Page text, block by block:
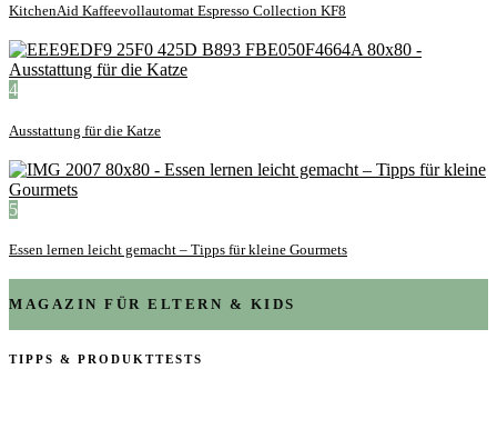
KitchenAid Kaffeevollautomat Espresso Collection KF8
4
Ausstattung für die Katze
5
Essen lernen leicht gemacht – Tipps für kleine Gourmets
MAGAZIN FÜR ELTERN & KIDS
TIPPS & PRODUKTTESTS